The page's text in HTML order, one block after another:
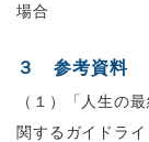
場合
３ 参考資料
（１）「人生の
関するガイドライ